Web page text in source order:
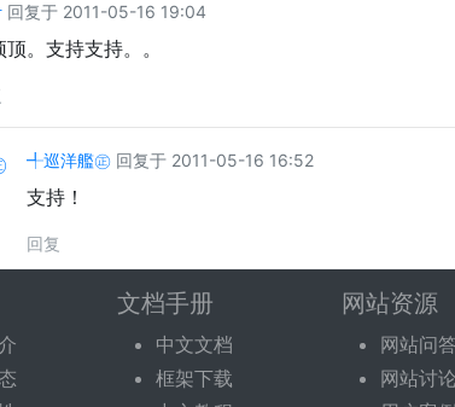
回复于 2011-05-16 19:04
顶。支持支持。。
╃巡洋艦㊣ 回复于 2011-05-16 16:52
支持！
回复
后才可以回复。 登录| 立即注册
文档手册
中文文档
框架下载
网站资源
网站问答
网站讨论